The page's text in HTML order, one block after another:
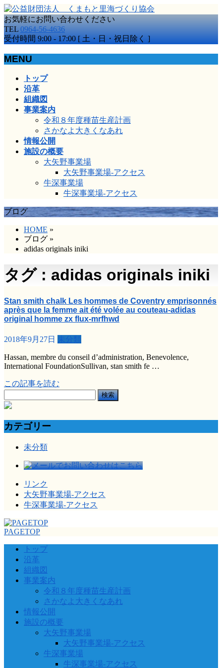
お気軽にお問い合わせください
TEL 0964-56-4636
受付時間 9:00 - 17:00 [ 土・日・祝日除く ]
MENU
トップ
沿革
組織図
事業案内
令和８年度種苗生産計画
さかなよ大きくなあれ
情報公開
施設の概要
大矢野事業場
大矢野事業場-アクセス
牛深事業場
牛深事業場-アクセス
ブログ
HOME »
ブログ »
adidas originals iniki
タグ : adidas originals iniki
Stan smith chalk Les hommes de Coventry emprisonnés
après que la femme ait été volée au couteau-adidas
original homme zx flux-mrfhwd
2018年9月27日 未分類
Hassan, membre du conseil d’administration, Benevolence,
International FoundationSullivan, stan smith fe …
この記事を読む
索:
カテゴリー
未分類
リンク
大矢野事業場-アクセス
牛深事業場-アクセス
PAGETOP
トップ
沿革
組織図
事業案内
令和８年度種苗生産計画
さかなよ大きくなあれ
情報公開
施設の概要
大矢野事業場
大矢野事業場-アクセス
牛深事業場
牛深事業場-アクセス